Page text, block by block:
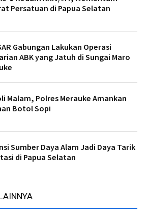
Persatuan di Papua Selatan
Gabungan Lakukan Operasi
ABK yang Jatuh di Sungai Maro
Malam, Polres Merauke Amankan
Botol Sopi
Sumber Daya Alam Jadi Daya Tarik
di Papua Selatan